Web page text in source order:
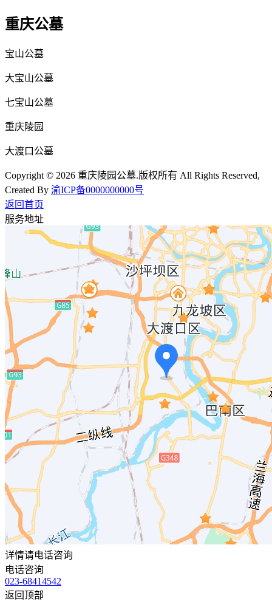
重庆公墓
宝山公墓
大宝山公墓
七宝山公墓
重庆陵园
大渡口公墓
Copyright © 2026 重庆陵园公墓.版权所有 All Rights Reserved,
Created By 渝ICP备0000000000号
返回首页
服务地址
详情请电话咨询
电话咨询
023-68414542
返回顶部